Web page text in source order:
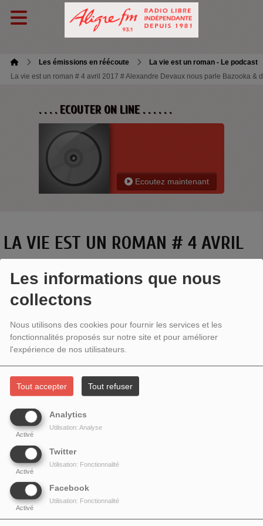
Les informations que nous
collectons
Nous utilisons des cookies pour fournir les services et les
fonctionnalités proposés sur notre site et pour améliorer
l'expérience de nos utilisateurs.
Tout accepter Tout refuser
Analytics
Activé
Utilisation: Analyse
Twitter
Activé
Utilisation: Fonctionnalité
Facebook
Activé
Utilisation: Fonctionnalité
Les émissions en réécoute
La vie est un roman - Le podcast
La vie est un roman # 4 avril 2017 # Alexandre Devaux nous parle Bazooka &
. . . . ECOUTER ON LINE . . . . . .
Ecoutez maintenant
LA VIE EST UN ROMAN # 4 AVRIL
2017 # ALEXANDRE DEVAUX NOUS
PARLE BAZOOKA & DE ROLAND
Créateur inlassable,Roland Topor
imaginaire débridé : dessins d’humour, illustrations pour la presse et l’édition,